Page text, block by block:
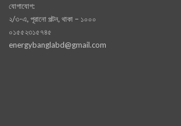
যোগাযোগ:
২/৩-এ, পূরানো পল্টন, থাকা – ১০০০
০১৫৫২৩১৫৭৪৫
energybanglabd@gmail.com